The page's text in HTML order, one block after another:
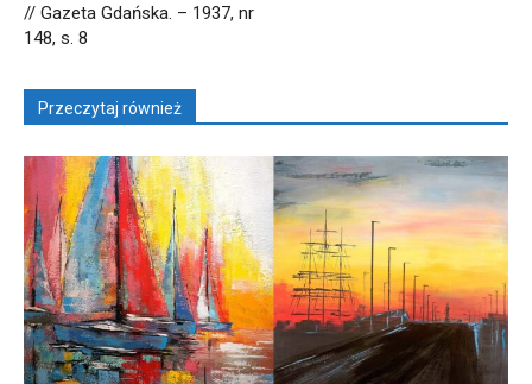
// Gazeta Gdańska. – 1937, nr
148, s. 8
Przeczytaj również